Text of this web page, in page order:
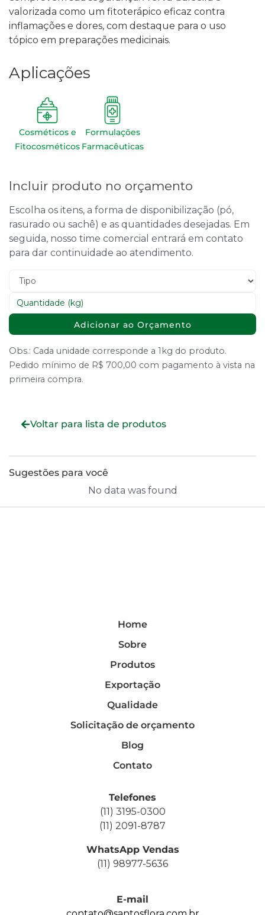
valorizada como um fitoterápico eficaz contra
inflamações e dores, com destaque para o uso
tópico em preparações medicinais.
Aplicações
Cosméticos e
Fitocosméticos
Formulações
Farmacêuticas
Incluir produto no orçamento
Escolha os itens, a forma de disponibilização (pó,
rasurado ou sachê) e as quantidades desejadas. Em
seguida, nosso time comercial entrará em contato
para dar continuidade ao atendimento.
Adicionar ao Orçamento
Obs.: Cada unidade corresponde a 1kg do produto.
Pedido mínimo de R$ 700,00 com pagamento à vista na
primeira compra.
Voltar para lista de produtos
Sugestões para você
No data was found
Home
Sobre
Produtos
Exportação
Qualidade
Solicitação de orçamento
Blog
Contato
Telefones
(11) 3195-0300
(11) 2091-8787
WhatsApp Vendas
(11) 98977-5636
E-mail